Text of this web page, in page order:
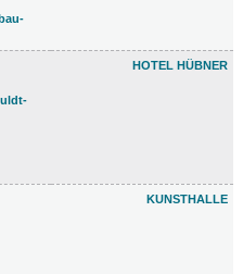
HOTEL HÜBNER
KUNSTHALLE